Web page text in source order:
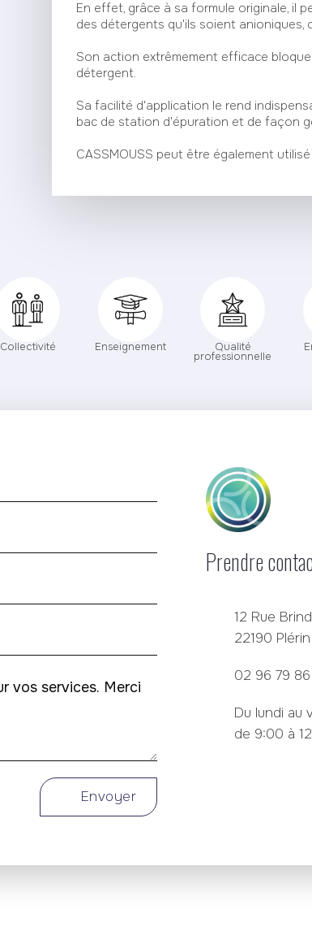
En effet, grâce à sa formule originale, il
des détergents qu'ils soient anioniques,
Son action extrêmement efficace
détergent.
Sa facilité d'application le rend
bac de station d'épuration et de façon
CASSMOUSS peut être également
Collectivité Enseignement Qualité
professionnelle
Envoyer
Prendre
12 Rue
22190 Plérin
02 96 79
Du lundi au
de 9:00 à